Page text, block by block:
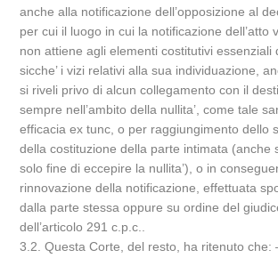
anche alla notificazione dell’opposizione al
per cui il luogo in cui la notificazione dell’atto
non attiene agli elementi costitutivi essenziali
sicche’ i vizi relativi alla sua individuazione,
si riveli privo di alcun collegamento con il
sempre nell’ambito della nullita’, come tale
efficacia ex tunc, o per raggiungimento dello
della costituzione della parte intimata (anche
solo fine di eccepire la nullita’), o in
rinnovazione della notificazione, effettuata
dalla parte stessa oppure su ordine del
dell’articolo 291 c.p.c..
3.2. Questa Corte, del resto, ha ritenuto che: